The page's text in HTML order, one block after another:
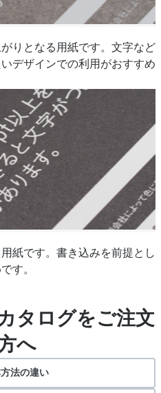
りとなる用紙です。文字など
デザインでの利用がおすすめ
紙です。書き込みを前提とし
す。
タログをご注文
へ
法の違い